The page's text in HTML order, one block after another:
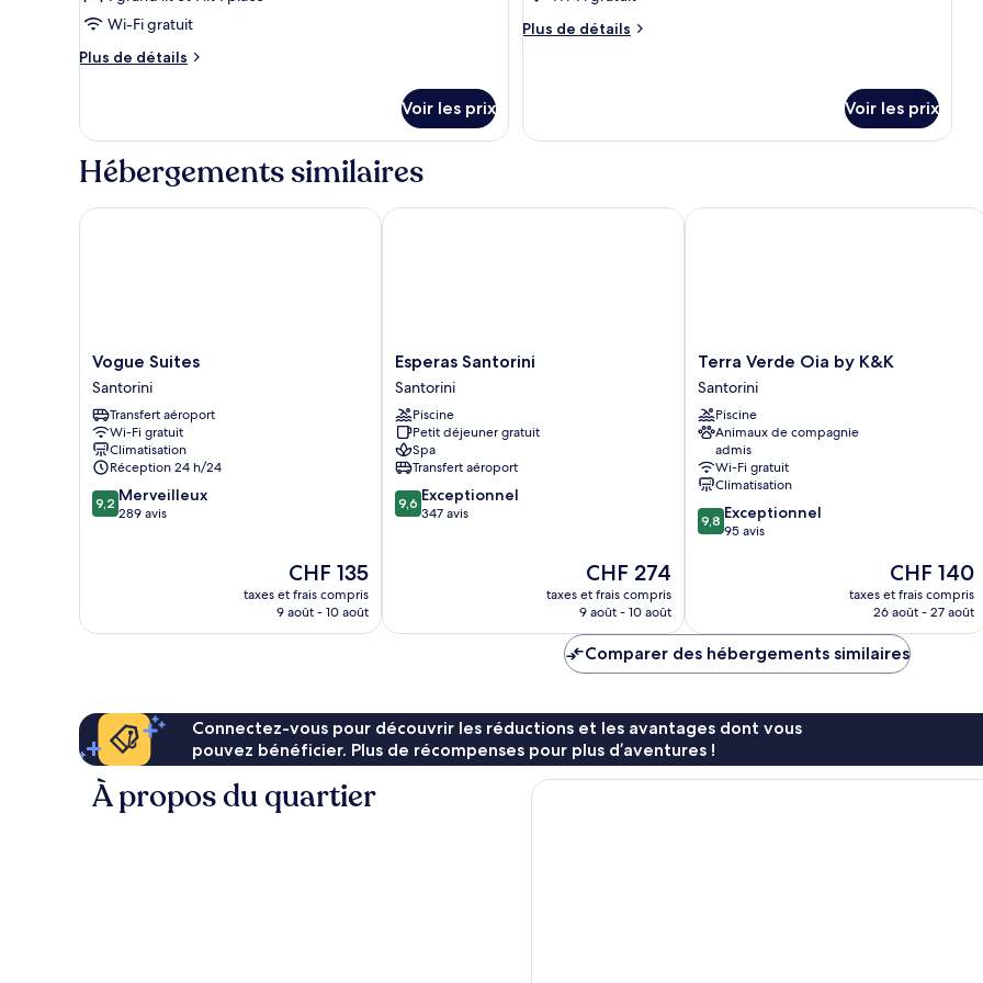
chambre :
Deluxe
Wi-Fi gratuit
Plus de détails
Plus
le
type
de
Deluxe
Voir les prix
chambre :
Plus de détails
Plus
type
de
Pool
Voir les prix
Hébergements similaires
Vogue
Suites
Santorini
Vogue Suites
Santorini
Transfert aéroport
Wi-Fi gratuit
Climatisation
Réception 24 h/24
9.2
sur
9,2 Merveilleux
289 avis
Le
nouveau
prix
CHF 135
taxes et frais compris
9 août - 10 août
Vogue Suites
Esperas
Santorini
Santorini
Esperas Santorini
Santorini
Piscine
Petit déjeuner gratuit
Spa
Transfert aéroport
9.6
sur
9,6 Exceptionnel
347 avis
Le
nouveau
prix
de
CHF 274
CHF 274
taxes et frais compris
9 août - 10 août
Esperas Santorini
Terra
Verde
Oia
by
K&K
Santorini
Terra Verde Oia by K&K
Santorini
Piscine
Animaux de compagnie
admis
Wi-Fi gratuit
Climatisation
9.8
sur
9,8 Exceptionnel
95 avis
Le
nouveau
prix
de
CHF 140
CHF 140
taxes et frais compris
26 août - 27 août
Terra Verde Oia by K&K
Comparer des hébergements similaires
Connectez-vous pour découvrir les réductions et les avantages dont vous
pouvez bénéficier. Plus de récompenses pour plus d’aventures !
À propos du quartier